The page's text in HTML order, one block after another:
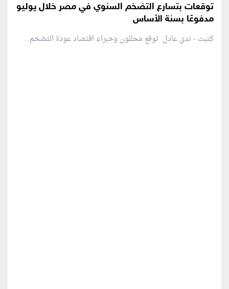
توقعات بتسارع التضخم السنوي في مصر خلال يوليو
مدفوعًا بسنة الأساس
كتبت - ندى عادل توقع محللون وخبراء اقتصاد عودة التضخم...